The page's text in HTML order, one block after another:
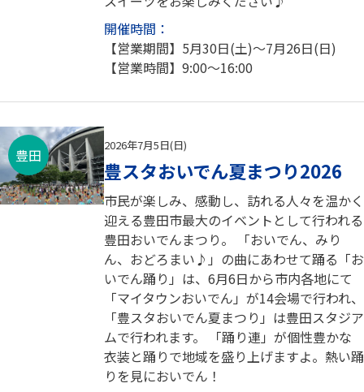
開催時間：
【営業期間】5月30日(土)～7月26日(日)
【営業時間】9:00～16:00
豊田
2026年7月5日(日)
豊スタおいでん夏まつり2026
市民が楽しみ、感動し、訪れる人々を温かく
迎える豊田市最大のイベントとして行われる
豊田おいでんまつり。 「おいでん、みり
ん、おどろまい♪」の曲にあわせて踊る「お
いでん踊り」は、6月6日から市内各地にて
「マイタウンおいでん」が14会場で行われ、
「豊スタおいでん夏まつり」は豊田スタジア
ムで行われます。 「踊り連」が個性豊かな
衣装と踊りで地域を盛り上げますよ。熱い踊
りを見においでん！